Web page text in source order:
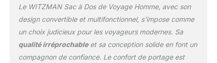
poche latérale en filet ; 1
poche zippée à l’arrière
qui cache la sangle du
sac à dos. Conception
pratique du port USB et
du port casque : avec un
Le WITZMAN Sac à Dos de Voyage Homme, avec son
design convertible et multifonctionnel, s’impose comme
un choix judicieux pour les voyageurs modernes. Sa
qualité irréprochableet sa conception solide en font un
compagnon de confiance. Le confort de portage est